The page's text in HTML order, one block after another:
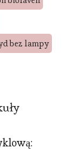
bez lampy